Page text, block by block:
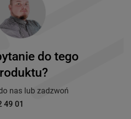
do tego
nas lub zadzwoń
49 01